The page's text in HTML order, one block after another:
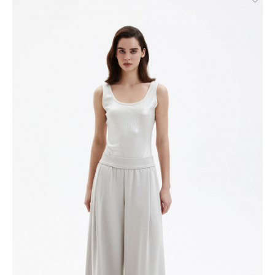
Доставка до пункта выдачи СДЭК. Действует во всех
городах, где работает СДЭК. Осуществляется с примеркой
без предоплаты для Москвы, Санкт-Петербурга, ЛО и МО,
а также дополнительно для городов: Самара, Краснодар,
Нижневартовск, Надым, Рязань, Кострома, Иваново,
Великий Новгород, Уфа, Ростов-на-Дону, Новосибирск и
Отправка EMS почтой России.
Максимальный объём заказа ограничен стандартной
коробкой 40x30x20см. Обычно это не более 8 летних вещей,
или пара лёгких курток, или 1 удлинённый пуховик. Если вы
хотите заказать больше — то наши менеджеры всё посчитают
и разделят ваш заказ на несколько, доставка за каждый заказ
будет оплачиваться отдельно, но всё приедет вместе в один
Курьер предварительно созванивается с вами, чтобы
Вы имеете право открыть заказ до оплаты, проверить
соответствие заказа и качество, а также примерить вещи